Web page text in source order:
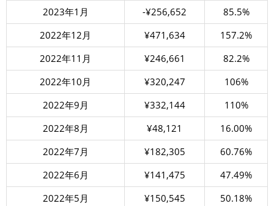
2023年1月
-¥256,652
85.5%
2022年12月
¥471,634
157.2%
2022年11月
¥246,661
82.2%
2022年10月
¥320,247
106%
2022年9月
¥332,144
110%
2022年8月
¥48,121
16.00%
2022年7月
¥182,305
60.76%
2022年6月
¥141,475
47.49%
2022年5月
¥150,545
50.18%